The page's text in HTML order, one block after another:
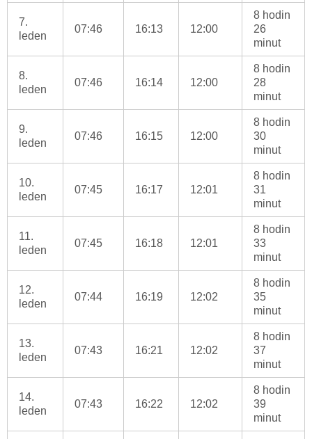
7.
leden
07:46 16:13 12:00
8 hodin
26
minut
8.
leden
07:46 16:14 12:00
8 hodin
28
minut
9.
leden
07:46 16:15 12:00
8 hodin
30
minut
10.
leden
07:45 16:17 12:01
8 hodin
31
minut
11.
leden
07:45 16:18 12:01
8 hodin
33
minut
12.
leden
07:44 16:19 12:02
8 hodin
35
minut
13.
leden
07:43 16:21 12:02
8 hodin
37
minut
14.
leden
07:43 16:22 12:02
8 hodin
39
minut